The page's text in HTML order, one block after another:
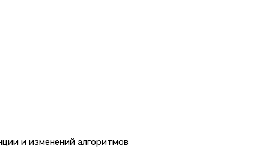
и изменений алгоритмов